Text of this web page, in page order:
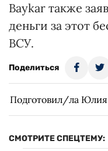
Baykar также
деньги за этот
ВСУ.
Поделиться
Подготовил/ла
СМОТРИТЕ СПЕЦТЕМУ: